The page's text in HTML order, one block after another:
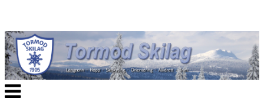
Veksle
navigasjon